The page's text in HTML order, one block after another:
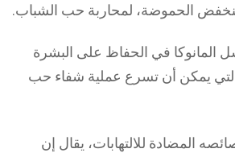
الحموضة، لمحاربة حب الشباب.
المانوكا في الحفاظ على البشرة
والتي يمكن أن تسرع عملية شفاء حب
المضادة للالتهابات، يقال إن